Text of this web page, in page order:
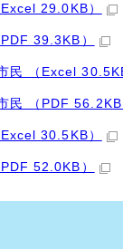
29.0KB）
39.3KB）
民 （Excel
民 （PDF 56.2KB
30.5KB）
52.0KB）